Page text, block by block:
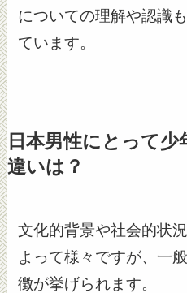
についての理解や認識
ています。
日本男性にとって少
違いは？
文化的背景や社会的状
よって様々ですが、一
徴が挙げられます。